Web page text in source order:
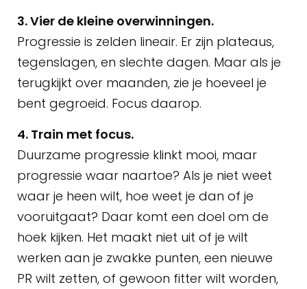
3. Vier de kleine overwinningen.
Progressie is zelden lineair. Er zijn plateaus,
tegenslagen, en slechte dagen. Maar als je
terugkijkt over maanden, zie je hoeveel je
bent gegroeid. Focus daarop.
4. Train met focus.
Duurzame progressie klinkt mooi, maar
progressie waar naartoe? Als je niet weet
waar je heen wilt, hoe weet je dan of je
vooruitgaat? Daar komt een doel om de
hoek kijken. Het maakt niet uit of je wilt
werken aan je zwakke punten, een nieuwe
PR wilt zetten, of gewoon fitter wilt worden,